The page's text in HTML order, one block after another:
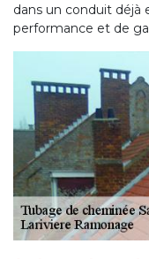
dans un conduit déjà
performance et de